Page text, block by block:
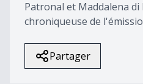
Patronal et Maddalena di
chroniqueuse de
Partager